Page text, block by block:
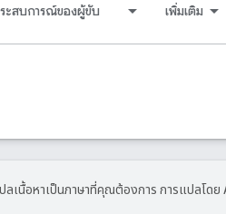
ะสบการณ์ของผู้ขับ เพิ่มเติม
ลเนื้อหาเป็นภาษาที่คุณต้องการ การแปลโดย